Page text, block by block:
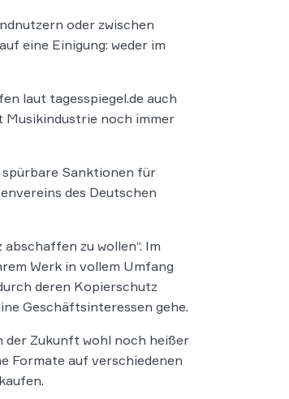
oder zwischen
eine Einigung: weder im
laut tagesspiegel.de auch
Musikindustrie noch immer
spürbare Sanktionen für
des Deutschen
zu wollen“. Im
Werk in vollem Umfang
deren Kopierschutz
Geschäftsinteressen gehe.
der Zukunft wohl noch heißer
Formate auf verschiedenen